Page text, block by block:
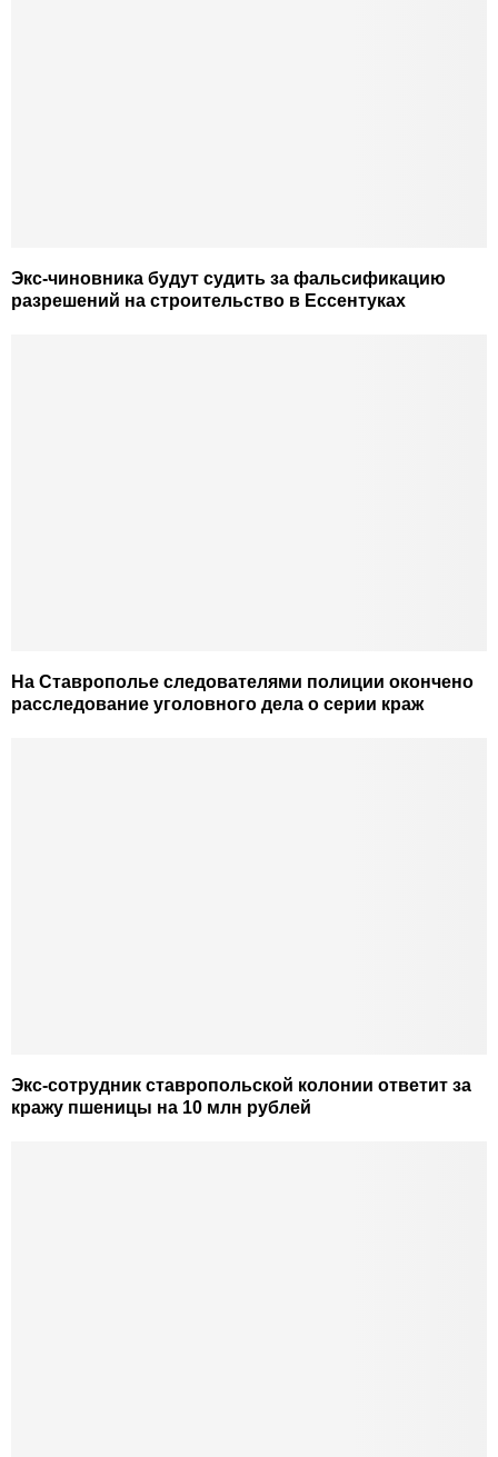
Экс-чиновника будут судить за фальсификацию
разрешений на строительство в Ессентуках
На Ставрополье следователями полиции окончено
расследование уголовного дела о серии краж
Экс-сотрудник ставропольской колонии ответит за
кражу пшеницы на 10 млн рублей